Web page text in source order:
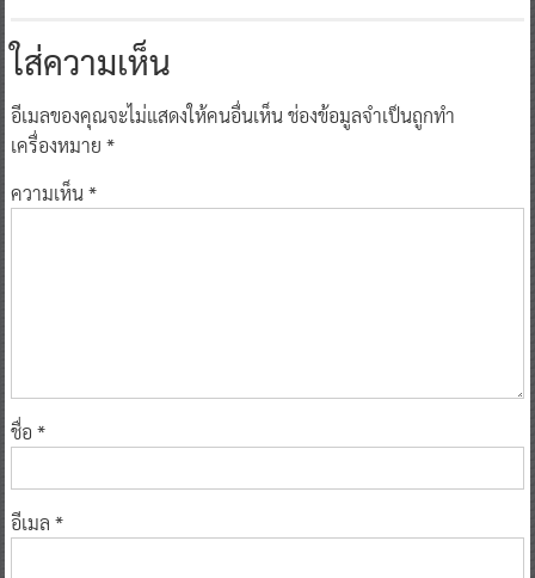
ใส่ความเห็น
อีเมลของคุณจะไม่แสดงให้คนอื่นเห็นช่องข้อมูลจำเป็นถูกทำ
เครื่องหมาย *
ความเห็น*
ชื่อ *
อีเมล *